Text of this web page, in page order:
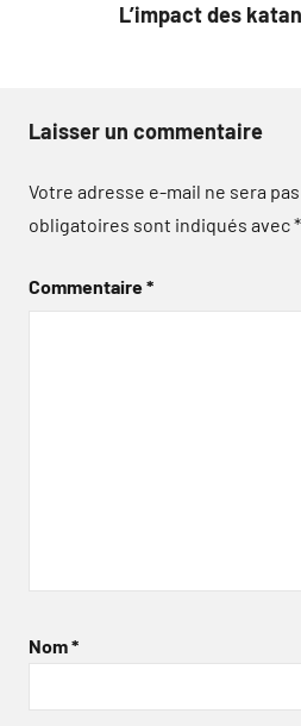
L’impact des
Laisser un commentaire
Votre adresse e-mail ne sera
obligatoires sont indiqués avec*
Commentaire*
Nom*